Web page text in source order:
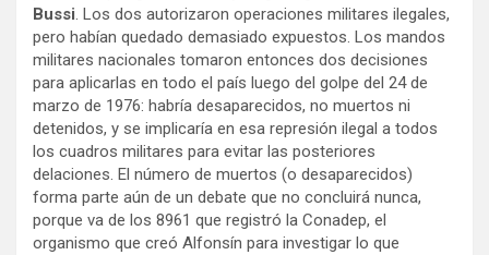
Bussi. Los dos autorizaron operaciones militares ilegales,
pero habían quedado demasiado expuestos. Los mandos
militares nacionales tomaron entonces dos decisiones
para aplicarlas en todo el país luego del golpe del 24 de
marzo de 1976: habría desaparecidos, no muertos ni
detenidos, y se implicaría en esa represión ilegal a todos
los cuadros militares para evitar las posteriores
delaciones. El número de muertos (o desaparecidos)
forma parte aún de un debate que no concluirá nunca,
porque va de los 8961 que registró la Conadep, el
organismo que creó Alfonsín para investigar lo que